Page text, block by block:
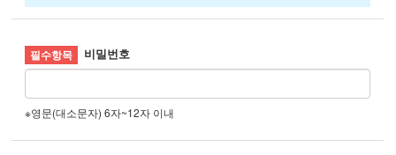
비밀번호
※영문(대소문자) 6자~12자 이내